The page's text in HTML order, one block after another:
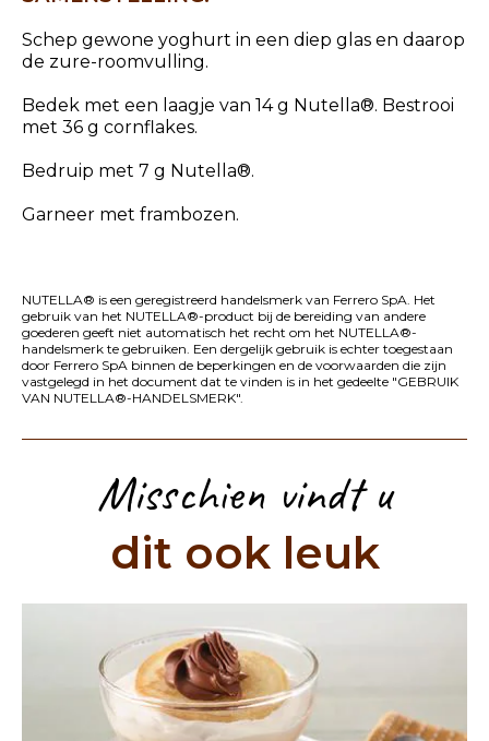
Schep gewone yoghurt in een diep glas en daarop
de zure-roomvulling.
Bedek met een laagje van 14 g Nutella®. Bestrooi
met 36 g cornflakes.
Bedruip met 7 g Nutella®.
Garneer met frambozen.
NUTELLA® is een geregistreerd handelsmerk van Ferrero SpA. Het
gebruik van het NUTELLA®-product bij de bereiding van andere
goederen geeft niet automatisch het recht om het NUTELLA®-
handelsmerk te gebruiken. Een dergelijk gebruik is echter toegestaan
door Ferrero SpA binnen de beperkingen en de voorwaarden die zijn
vastgelegd in het document dat te vinden is in het gedeelte "GEBRUIK
VAN NUTELLA®-HANDELSMERK".
Misschien vindt u
dit ook leuk